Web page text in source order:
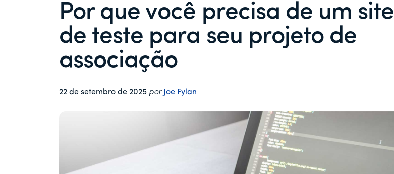
associaçãoPor que você precisa de um site
de teste para seu projeto de
associação
22 de setembro de 2025 por Joe Fylan